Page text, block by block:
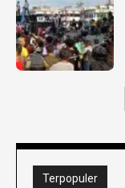
Terpopuler